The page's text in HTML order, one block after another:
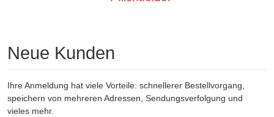
Neue Kunden
Ihre Anmeldung hat viele Vorteile: schnellerer Bestellvorgang,
speichern von mehreren Adressen, Sendungsverfolgung und
vieles mehr.